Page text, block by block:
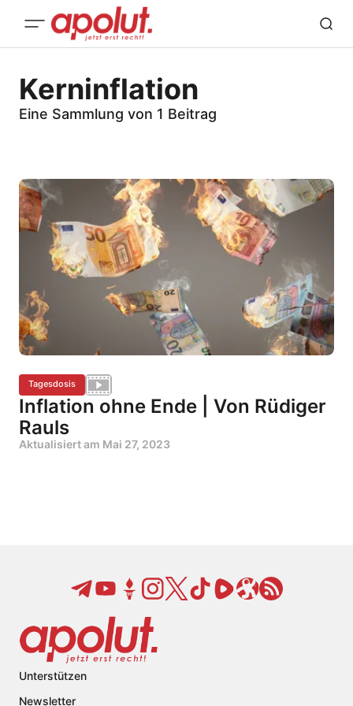
Kerninflation
Eine Sammlung von 1 Beitrag
Tagesdosis
Inflation ohne Ende | Von Rüdiger
Rauls
Aktualisiert am Mai 27, 2023
Unterstützen
Newsletter